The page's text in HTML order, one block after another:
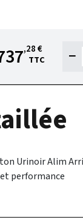
,28 €
TTC
−
Urinoir Alim
performance